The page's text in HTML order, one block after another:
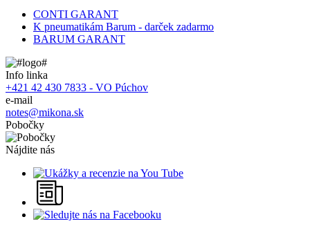
CONTI GARANT
K pneumatikám Barum - darček zadarmo
BARUM GARANT
Info linka
+421 42 430 7833 - VO Púchov
e-mail
notes@mikona.sk
Pobočky
Nájdite nás